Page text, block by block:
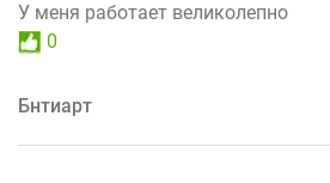
У меня работает великолепно
0
Бнтиарт